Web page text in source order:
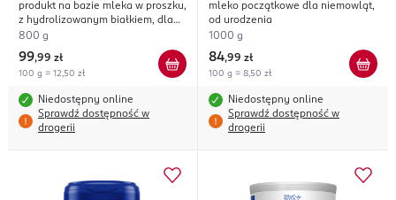
3
produkt na bazie mleka w proszku,
z hydrolizowanym białkiem, dla
małych dzieci
800 g
99,99 zł
100 g = 12,50 zł
Niedostępny online
Sprawdź dostępność w
drogerii
mleko początkowe dla niemowląt,
od urodzenia
1000 g
84,99 zł
100 g = 8,50 zł
Niedostępny online
Sprawdź dostępność w
drogerii